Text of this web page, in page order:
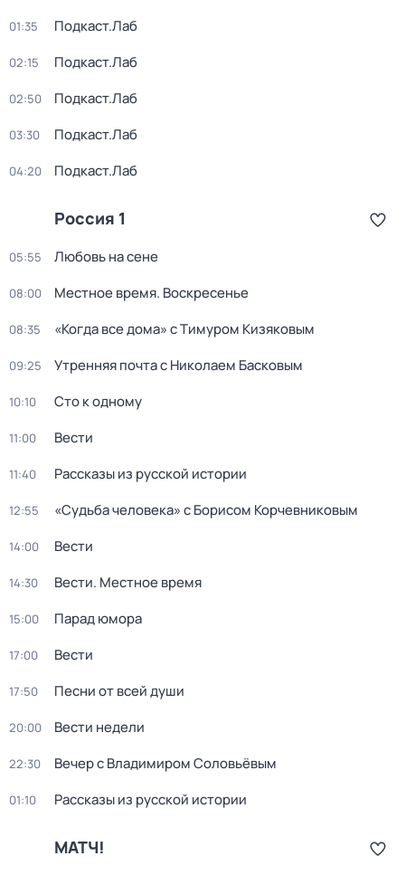
01:35 Подкаст.Лаб
02:15 Подкаст.Лаб
02:50 Подкаст.Лаб
03:30 Подкаст.Лаб
04:20 Подкаст.Лаб
Россия 1
05:55 Любовь на сене
08:00 Местное время. Воскресенье
08:35 «Когда все дома» с Тимуром Кизяковым
09:25 Утренняя почта с Николаем Басковым
10:10 Сто к одному
11:00 Вести
11:40 Рассказы из русской истории
12:55 «Судьба человека» с Борисом Корчевниковым
14:00 Вести
14:30 Вести. Местное время
15:00 Парад юмора
17:00 Вести
17:50 Песни от всей души
20:00 Вести недели
22:30 Вечер с Владимиром Соловьёвым
01:10 Рассказы из русской истории
МАТЧ!